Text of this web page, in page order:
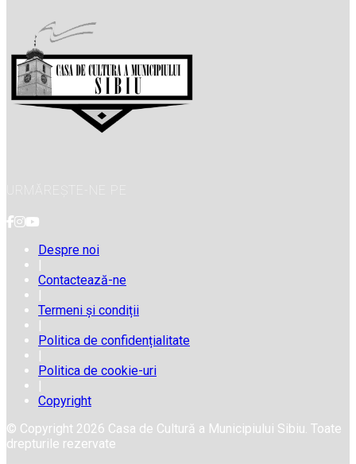
URMĂREȘTE-NE PE
Despre noi
|
Contactează-ne
|
Termeni și condiții
|
Politica de confidențialitate
|
Politica de cookie-uri
|
Copyright
© Copyright 2026 Casa de Cultură a Municipiului Sibiu. Toate
drepturile rezervate